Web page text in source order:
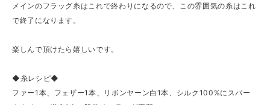
メインのフラッグ糸はこれで終わりになるので、この雰囲気の糸はこれ
で終了になります。
楽しんで頂けたら嬉しいです。
◆糸レシピ◆
ファー1本、フェザー1本、リボンヤーン白1本、シルク100%にスパー